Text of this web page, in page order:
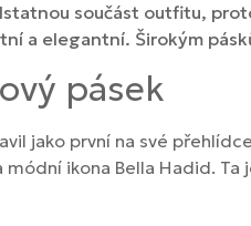
součást outfitu,
a elegantní. Širokým
pásek
jako první na své
ikona Bella Hadid.